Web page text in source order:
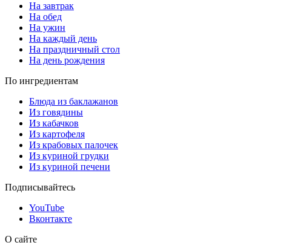
На завтрак
На обед
На ужин
На каждый день
На праздничный стол
На день рождения
По ингредиентам
Блюда из баклажанов
Из говядины
Из кабачков
Из картофеля
Из крабовых палочек
Из куриной грудки
Из куриной печени
Подписывайтесь
YouTube
Вконтакте
О сайте